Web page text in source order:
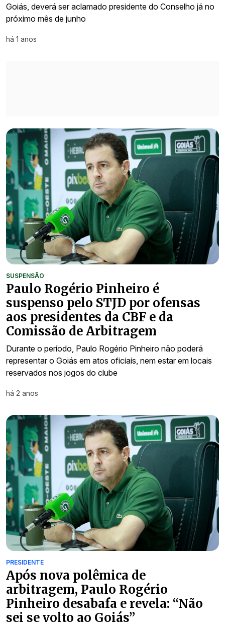
Goiás, deverá ser aclamado presidente do Conselho já no
próximo mês de junho
há 1 anos
SUSPENSÃO
Paulo Rogério Pinheiro é
suspenso pelo STJD por ofensas
aos presidentes da CBF e da
Comissão de Arbitragem
Durante o período, Paulo Rogério Pinheiro não poderá
representar o Goiás em atos oficiais, nem estar em locais
reservados nos jogos do clube
há 2 anos
PRESIDENTE
Após nova polêmica de
arbitragem, Paulo Rogério
Pinheiro desabafa e revela: “Não
sei se volto ao Goiás”